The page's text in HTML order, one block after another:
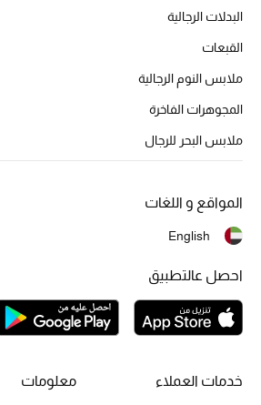
أحذية للأطفال
خصومات
البدلات الرجالية
القبعات
ملابس النوم الرجالية
المجوهرات الفاخرة
ملابس البحر للرجال
خدمات العملاء معلومات
المواقع و اللغات
English
احصل عالتطبيق